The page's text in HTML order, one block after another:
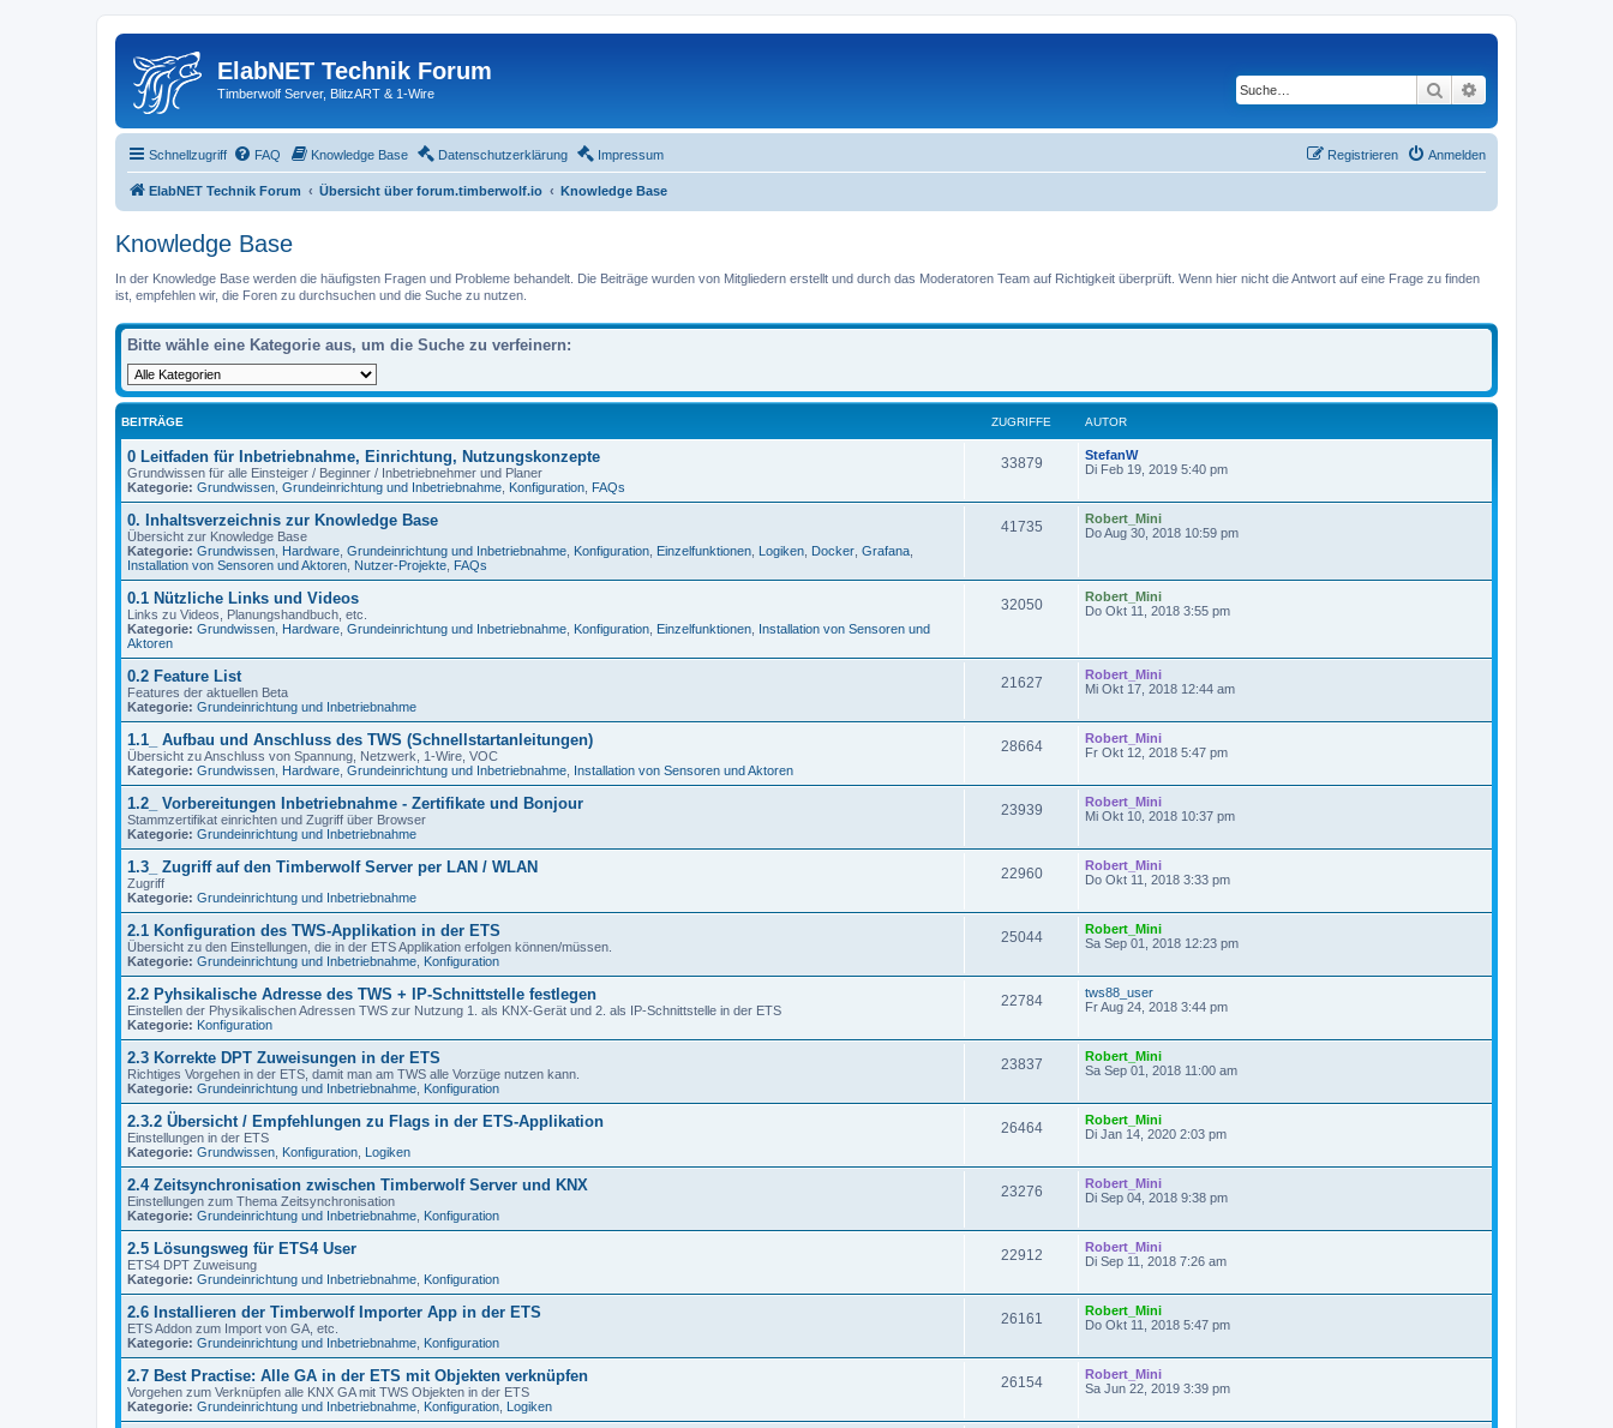
ElabNET Technik Forum
Timberwolf Server, BlitzART & 1-Wire Suche
Schnellzugriff FAQ Knowledge Base Datenschutzerklärung Impressum Anmelden
Registrieren
ElabNET Technik Forum Übersicht über forum.timberwolf.io Knowledge Base
Knowledge Base
In der Knowledge Base werden die häufigsten Fragen und Probleme behandelt. Die Beiträge wurden von Mitgliedern erstellt und durch das Moderatoren Team auf Richtigkeit überprüft. Wenn hier nicht die Antwort auf eine Frage zu finden
ist, empfehlen wir, die Foren zu durchsuchen und die Suche zu nutzen.
Bitte wähle eine Kategorie aus, um die Suche zu verfeinern:
BEITRÄGE ZUGRIFFE AUTOR
0 Leitfaden für Inbetriebnahme, Einrichtung, Nutzungskonzepte
Grundwissen für alle Einsteiger / Beginner / Inbetriebnehmer und Planer
Kategorie: Grundwissen Grundeinrichtung und Inbetriebnahme Konfiguration FAQs
33879
StefanW
Di Feb 19, 2019 5:40 pm
0. Inhaltsverzeichnis zur Knowledge Base
Übersicht zur Knowledge Base
Kategorie: Grundwissen Hardware Grundeinrichtung und Inbetriebnahme Konfiguration Einzelfunktionen Logiken Docker Grafana
Installation von Sensoren und Aktoren Nutzer-Projekte FAQs
41735
Robert_Mini
Do Aug 30, 2018 10:59 pm
0.1 Nützliche Links und Videos
Links zu Videos, Planungshandbuch, etc.
Kategorie: Grundwissen Hardware Grundeinrichtung und Inbetriebnahme Konfiguration Einzelfunktionen Installation von Sensoren und
Aktoren
32050
Robert_Mini
Do Okt 11, 2018 3:55 pm
0.2 Feature List
Features der aktuellen Beta
Kategorie: Grundeinrichtung und Inbetriebnahme
21627
Robert_Mini
Mi Okt 17, 2018 12:44 am
1.1_ Aufbau und Anschluss des TWS (Schnellstartanleitungen)
Übersicht zu Anschluss von Spannung, Netzwerk, 1-Wire, VOC
Kategorie: Grundwissen Hardware Grundeinrichtung und Inbetriebnahme Installation von Sensoren und Aktoren
28664
Robert_Mini
Fr Okt 12, 2018 5:47 pm
1.2_ Vorbereitungen Inbetriebnahme - Zertifikate und Bonjour
Stammzertifikat einrichten und Zugriff über Browser
Kategorie: Grundeinrichtung und Inbetriebnahme
23939
Robert_Mini
Mi Okt 10, 2018 10:37 pm
1.3_ Zugriff auf den Timberwolf Server per LAN / WLAN
Zugriff
Kategorie: Grundeinrichtung und Inbetriebnahme
22960
Robert_Mini
Do Okt 11, 2018 3:33 pm
2.1 Konfiguration des TWS-Applikation in der ETS
Übersicht zu den Einstellungen, die in der ETS Applikation erfolgen können/müssen.
Kategorie: Grundeinrichtung und Inbetriebnahme Konfiguration
25044
Robert_Mini
Sa Sep 01, 2018 12:23 pm
2.2 Pyhsikalische Adresse des TWS + IP-Schnittstelle festlegen
Einstellen der Physikalischen Adressen TWS zur Nutzung 1. als KNX-Gerät und 2. als IP-Schnittstelle in der ETS
Kategorie: Konfiguration
22784
tws88_user
Fr Aug 24, 2018 3:44 pm
2.3 Korrekte DPT Zuweisungen in der ETS
Richtiges Vorgehen in der ETS, damit man am TWS alle Vorzüge nutzen kann.
Kategorie: Grundeinrichtung und Inbetriebnahme Konfiguration
23837
Robert_Mini
Sa Sep 01, 2018 11:00 am
2.3.2 Übersicht / Empfehlungen zu Flags in der ETS-Applikation
Einstellungen in der ETS
Kategorie: Grundwissen Konfiguration Logiken
26464
Robert_Mini
Di Jan 14, 2020 2:03 pm
2.4 Zeitsynchronisation zwischen Timberwolf Server und KNX
Einstellungen zum Thema Zeitsynchronisation
Kategorie: Grundeinrichtung und Inbetriebnahme Konfiguration
23276
Robert_Mini
Di Sep 04, 2018 9:38 pm
2.5 Lösungsweg für ETS4 User
ETS4 DPT Zuweisung
Kategorie: Grundeinrichtung und Inbetriebnahme Konfiguration
22912
Robert_Mini
Di Sep 11, 2018 7:26 am
2.6 Installieren der Timberwolf Importer App in der ETS
ETS Addon zum Import von GA, etc.
Kategorie: Grundeinrichtung und Inbetriebnahme Konfiguration
26161
Robert_Mini
Do Okt 11, 2018 5:47 pm
2.7 Best Practise: Alle GA in der ETS mit Objekten verknüpfen
Vorgehen zum Verknüpfen alle KNX GA mit TWS Objekten in der ETS
Kategorie: Grundeinrichtung und Inbetriebnahme Konfiguration Logiken
26154
Robert_Mini
Sa Jun 22, 2019 3:39 pm